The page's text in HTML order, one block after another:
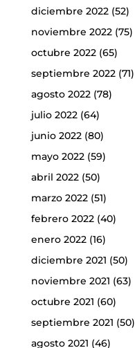
diciembre 2022(52)
noviembre 2022(75)
octubre 2022(65)
septiembre 2022(71)
agosto 2022(78)
julio 2022(64)
junio 2022(80)
mayo 2022(59)
abril 2022(50)
marzo 2022(51)
febrero 2022(40)
enero 2022(16)
diciembre 2021 (50)
noviembre 2021 (63)
octubre 2021 (60)
septiembre 2021 (50)
agosto 2021 (46)